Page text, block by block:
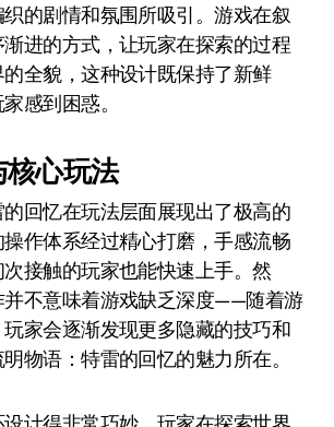
的剧情和氛围所吸引。游戏在叙
进的方式，让玩家在探索的过程
全貌，这种设计既保持了新鲜
感到困惑。
心玩法
回忆在玩法层面展现出了极高的
作体系经过精心打磨，手感流畅
接触的玩家也能快速上手。然
并不意味着游戏缺乏深度——随着游
家会逐渐发现更多隐藏的技巧和
物语：特雷的回忆的魅力所在。